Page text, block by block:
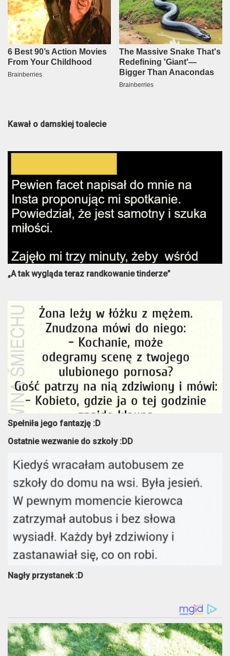
Kawał o damskiej toalecie
„A tak wygląda teraz randkowanie tinderze”
Spełniła jego fantazję :D
Ostatnie wezwanie do szkoły :DD
Nagły przystanek :D